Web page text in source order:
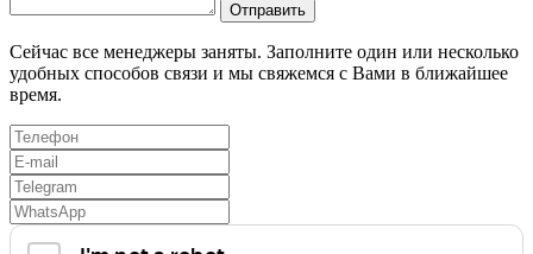
Отправить
Сейчас все менеджеры заняты. Заполните один или несколько
удобных способов связи и мы свяжемся с Вами в ближайшее
время.